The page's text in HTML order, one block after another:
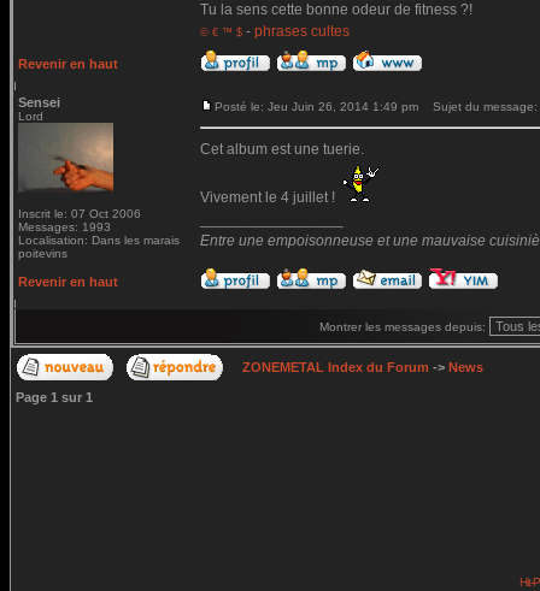
Tu la sens cette bonne odeur de fitness ?!
© € ™ $ - phrases cultes
Revenir en haut
Sensei
Lord
Inscrit le: 07 Oct 2006
Messages: 1993
Localisation: Dans les marais
poitevins
Posté le: Jeu Juin 26, 2014 1:49 pm Sujet du message:
Cet album est une tuerie.
Vivement le 4 juillet !
Entre une empoisonneuse et une mauvaise
Revenir en haut
Montrer les messages depuis:
ZONEMETAL Index du Forum -> News
Page 1 sur 1